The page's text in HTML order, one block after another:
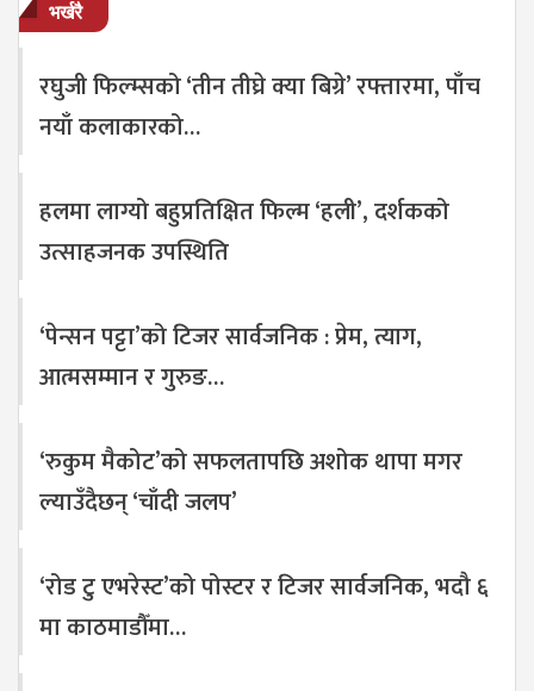
भर्खरै
रघुजी फिल्म्सको ‘तीन तीघ्रे क्या बिग्रे’ रफ्तारमा, पाँच
नयाँ कलाकारको…
हलमा लाग्यो बहुप्रतिक्षित फिल्म ‘हली’, दर्शकको
उत्साहजनक उपस्थिति
‘पेन्सन पट्टा’को टिजर सार्वजनिक : प्रेम, त्याग,
आत्मसम्मान र गुरुङ…
‘रुकुम मैकोट’को सफलतापछि अशोक थापा मगर
ल्याउँदैछन् ‘चाँदी जलप’
‘रोड टु एभरेस्ट’को पोस्टर र टिजर सार्वजनिक, भदौ ६
मा काठमाडौँमा…